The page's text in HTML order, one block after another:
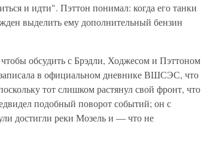
и идти". Пэттон понимал: когда его танки
выделить ему дополнительный бензин
обсудить с Брэдли, Ходжесом и Пэттоном
в официальном дневнике ВШСЭС, что
тот слишком растянул свой фронт, что
подобный поворот событий; он с
достигли реки Мозель и — что не